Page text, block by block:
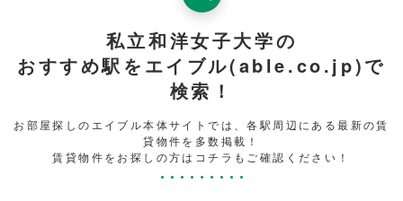
私立和洋女子大学の
おすすめ駅をエイブル(able.co.jp)で
検索！
お部屋探しのエイブル本体サイトでは、各駅周辺にある最新の賃
貸物件を多数掲載！
賃貸物件をお探しの方はコチラもご確認ください！